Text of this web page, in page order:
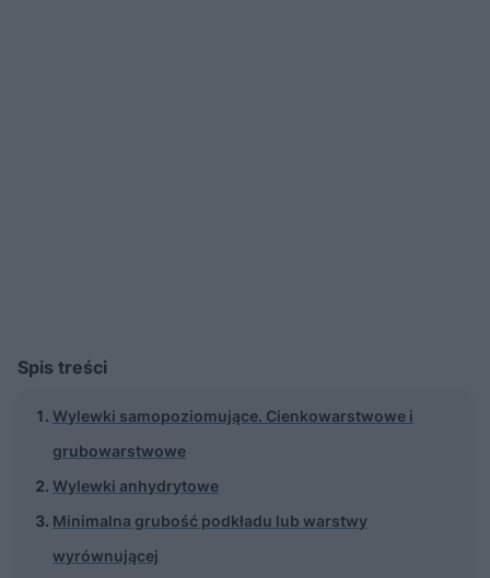
Spis treści
Wylewki samopoziomujące. Cienkowarstwowe i
grubowarstwowe
Wylewki anhydrytowe
Minimalna grubość podkładu lub warstwy
wyrównującej